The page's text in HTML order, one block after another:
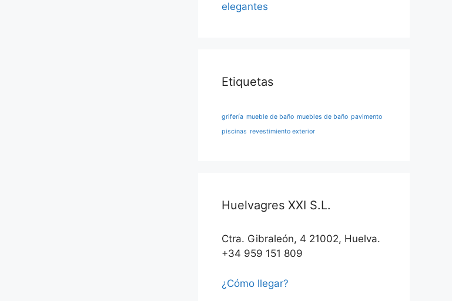
elegantes
Etiquetas
grifería mueble de baño muebles de baño pavimento
piscinas revestimiento exterior
Huelvagres XXI S.L.
Ctra. Gibraleón, 4 21002, Huelva.
+34 959 151 809
¿Cómo llegar?